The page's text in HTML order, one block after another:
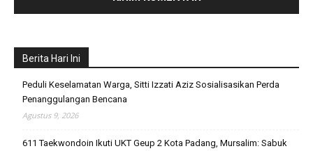
Berita Hari Ini
Peduli Keselamatan Warga, Sitti Izzati Aziz Sosialisasikan Perda
Penanggulangan Bencana
Agustus 9, 2026
611 Taekwondoin Ikuti UKT Geup 2 Kota Padang, Mursalim: Sabuk